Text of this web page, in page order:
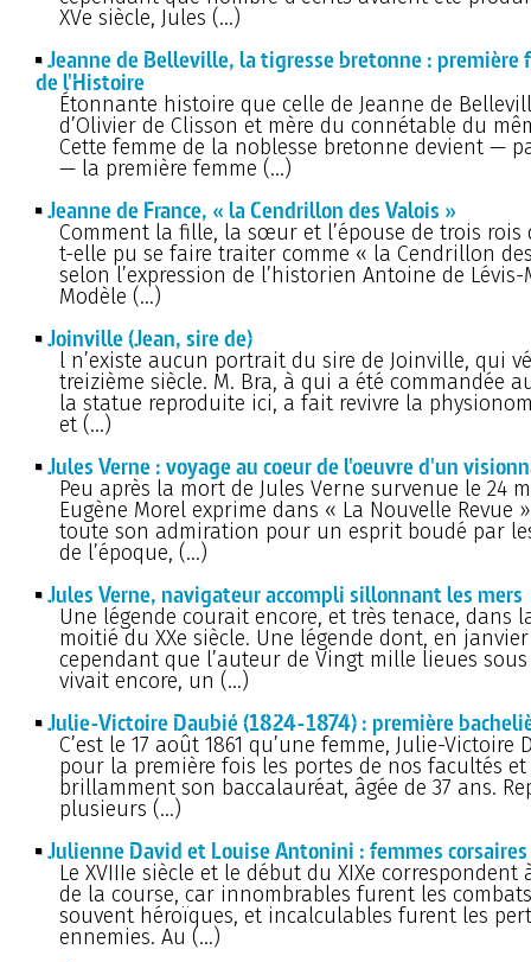
XVe siècle, Jules (…)
Jeanne de Belleville, la tigresse bretonne : première
de l'Histoire
Étonnante histoire que celle de Jeanne de
d’Olivier de Clisson et mère du connétable du
Cette femme de la noblesse bretonne devient —
— la première femme (…)
Jeanne de France, « la Cendrillon des Valois »
Comment la fille, la sœur et l’épouse de trois rois
t-elle pu se faire traiter comme « la Cendrillon
selon l’expression de l’historien Antoine de Lévis-
Modèle (…)
Joinville (Jean, sire de)
l n’existe aucun portrait du sire de Joinville, qui
treizième siècle. M. Bra, à qui a été commandée
la statue reproduite ici, a fait revivre la
et (…)
Jules Verne : voyage au coeur de l'oeuvre d'un
Peu après la mort de Jules Verne survenue le 24
Eugène Morel exprime dans « La Nouvelle Revue
toute son admiration pour un esprit boudé par
de l’époque, (…)
Jules Verne, navigateur accompli sillonnant les mers
Une légende courait encore, et très tenace, dans
moitié du XXe siècle. Une légende dont, en janvier
cependant que l’auteur de Vingt mille lieues
vivait encore, un (…)
Julie-Victoire Daubié (1824-1874) : première
C’est le 17 août 1861 qu’une femme, Julie-Victoire
pour la première fois les portes de nos facultés et
brillamment son baccalauréat, âgée de 37 ans.
plusieurs (…)
Julienne David et Louise Antonini : femmes corsaires
Le XVIIIe siècle et le début du XIXe correspondent
de la course, car innombrables furent les
souvent héroïques, et incalculables furent les
ennemies. Au (…)